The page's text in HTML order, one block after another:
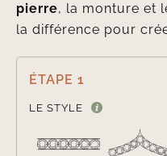
pierre, la monture et
la différence pour
ÉTAPE 1
LE STYLE